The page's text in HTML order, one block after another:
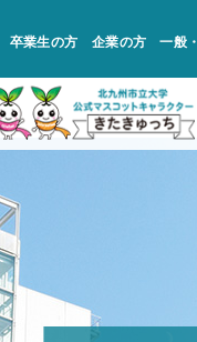
卒業生の方 企業の方 一般